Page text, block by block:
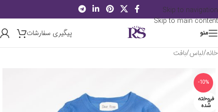
Skip to navigation
Skip to main content
منو
پیگیری سفارشات
خانه/لباس/بافت
-10%
فروخته
شده